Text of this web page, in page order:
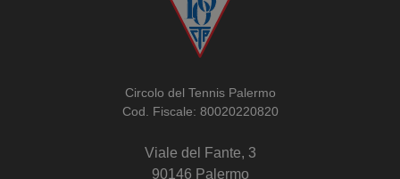
Circolo del Tennis Palermo
Cod. Fiscale: 80020220820
Viale del Fante, 3
90146 Palermo